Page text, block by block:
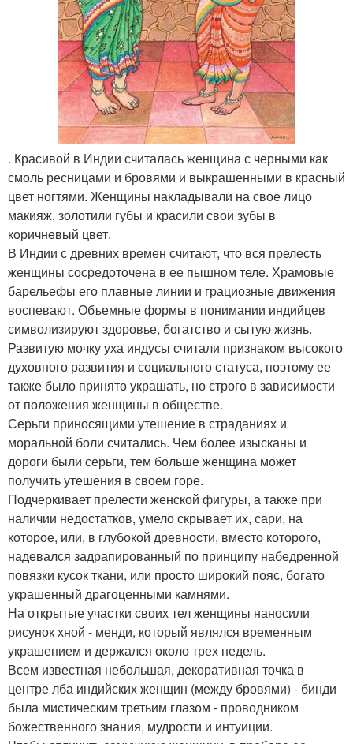
. Красивой в Индии считалась женщина с черными как
смоль ресницами и бровями и выкрашенными в красный
цвет ногтями. Женщины накладывали на свое лицо
макияж, золотили губы и красили свои зубы в
коричневый цвет.
В Индии с древних времен считают, что вся прелесть
женщины сосредоточена в ее пышном теле. Храмовые
барельефы его плавные линии и грациозные движения
воспевают. Объемные формы в понимании индийцев
символизируют здоровье, богатство и сытую жизнь.
Развитую мочку уха индусы считали признаком высокого
духовного развития и социального статуса, поэтому ее
также было принято украшать, но строго в зависимости
от положения женщины в обществе.
Серьги приносящими утешение в страданиях и
моральной боли считались. Чем более изысканы и
дороги были серьги, тем больше женщина может
получить утешения в своем горе.
Подчеркивает прелести женской фигуры, а также при
наличии недостатков, умело скрывает их, сари, на
которое, или, в глубокой древности, вместо которого,
надевался задрапированный по принципу набедренной
повязки кусок ткани, или просто широкий пояс, богато
украшенный драгоценными камнями.
На открытые участки своих тел женщины наносили
рисунок хной - менди, который являлся временным
украшением и держался около трех недель.
Всем известная небольшая, декоративная точка в
центре лба индийских женщин (между бровями) - бинди
была мистическим третьим глазом - проводником
божественного знания, мудрости и интуиции.